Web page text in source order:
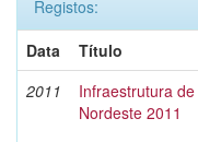
Registos:
Data
Título
2011
Infraestrutura
Nordeste 2011